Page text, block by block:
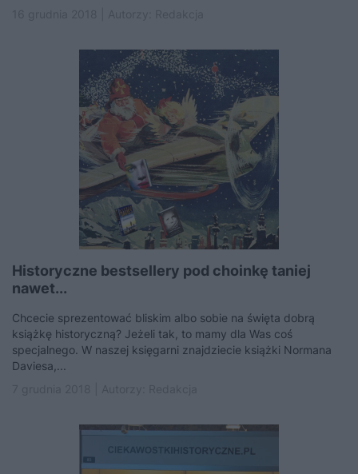
Historyczne bestsellery pod choinkę taniej
nawet...
Chcecie sprezentować bliskim albo sobie na święta dobrą
książkę historyczną? Jeżeli tak, to mamy dla Was coś
specjalnego. W naszej księgarni znajdziecie książki Normana
Daviesa,...